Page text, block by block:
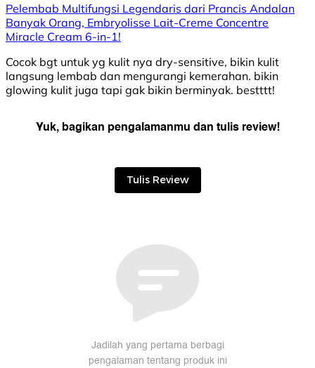
Pelembab Multifungsi Legendaris dari Prancis Andalan
Banyak Orang, Embryolisse Lait-Creme Concentre
Miracle Cream 6-in-1!
Cocok bgt untuk yg kulit nya dry-sensitive, bikin kulit
langsung lembab dan mengurangi kemerahan. bikin
glowing kulit juga tapi gak bikin berminyak. bestttt!